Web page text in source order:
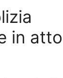
in atto